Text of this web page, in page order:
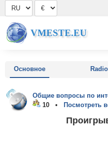
VMESTE.EU
Основное
Общие вопросы по
10 •
Посмотреть